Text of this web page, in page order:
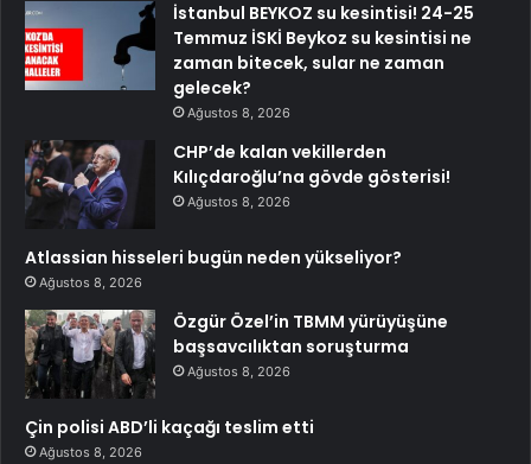
İstanbul BEYKOZ su kesintisi! 24-25
Temmuz İSKİ Beykoz su kesintisi ne
zaman bitecek, sular ne zaman
gelecek?
Ağustos 8, 2026
CHP’de kalan vekillerden
Kılıçdaroğlu’na gövde gösterisi!
Ağustos 8, 2026
Atlassian hisseleri bugün neden yükseliyor?
Ağustos 8, 2026
Özgür Özel’in TBMM yürüyüşüne
başsavcılıktan soruşturma
Ağustos 8, 2026
Çin polisi ABD’li kaçağı teslim etti
Ağustos 8, 2026